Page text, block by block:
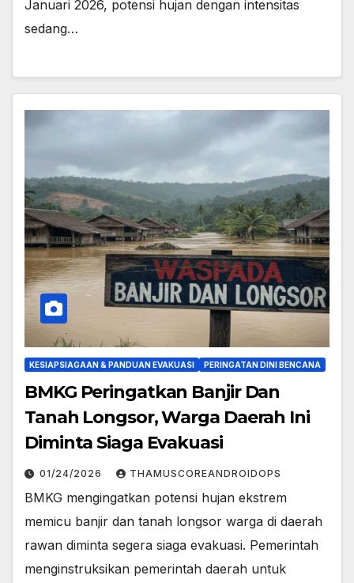
Januari 2026, potensi hujan dengan intensitas
sedang…
KESIAPSIAGAAN & PANDUAN EVAKUASI PERINGATAN DINI BENCANA
BMKG Peringatkan Banjir Dan
Tanah Longsor, Warga Daerah Ini
Diminta Siaga Evakuasi
01/24/2026 THAMUSCOREANDROIDOPS
BMKG mengingatkan potensi hujan ekstrem
memicu banjir dan tanah longsor warga di daerah
rawan diminta segera siaga evakuasi. Pemerintah
menginstruksikan pemerintah daerah untuk